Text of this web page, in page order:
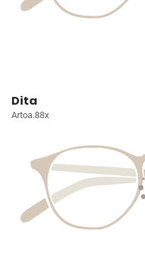
Dita
Artoa.88x